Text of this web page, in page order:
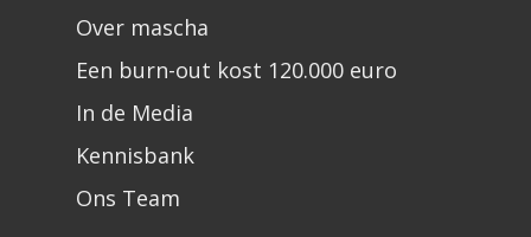
Over mascha
Een burn-out kost 120.000 euro
In de Media
Kennisbank
Ons Team